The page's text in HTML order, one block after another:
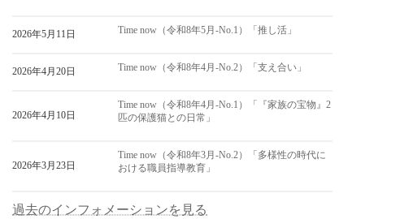
2026年5月11日 Time now（令和8年5月-No.1）「推し活」
2026年4月20日 Time now（令和8年4月-No.2）「支え合い」
2026年4月10日
Time now（令和8年4月-No.1）「『家族の宝物』2
匹の保護猫との日常」
2026年3月23日
Time now（令和8年3月-No.2）「多様性の時代に
おける職員指導教育」
過去のインフォメーションを見る